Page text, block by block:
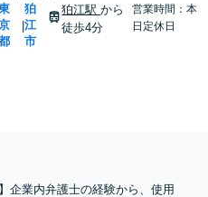
|
狛
江
市
狛江駅から
徒歩4分
営業時間：本
日定休日
企業内弁護士の経験から、使用